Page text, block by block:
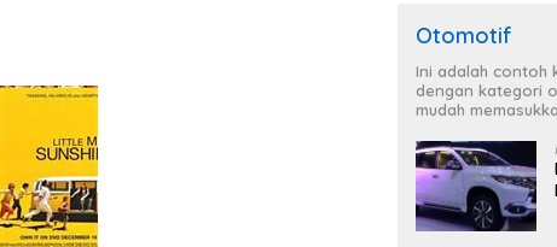
Otomotif
Ini adalah contoh
dengan kategori
mudah